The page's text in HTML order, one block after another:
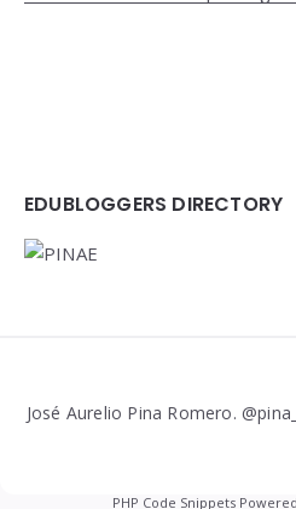
EDUBLOGGERS DIRECTORY
José Aurelio Pina Romero.
PHP Code Snippets